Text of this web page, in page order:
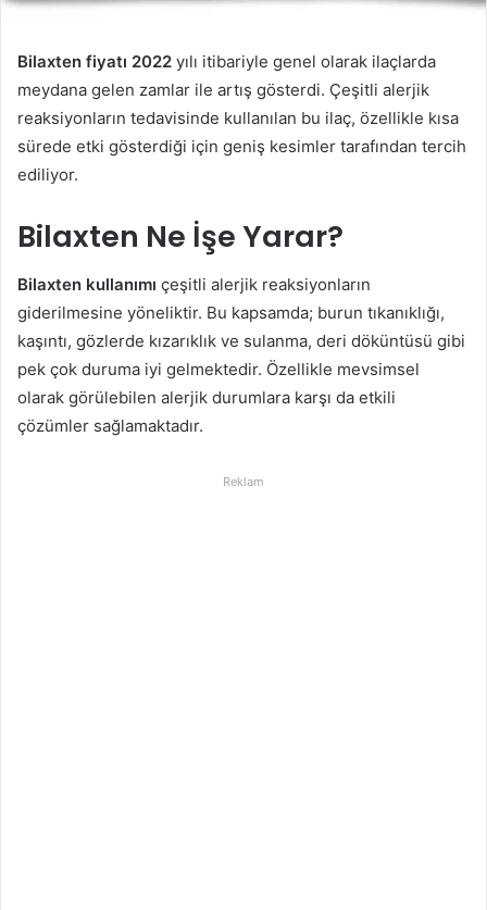
Bilaxten fiyatı 2022 yılı itibariyle genel olarak ilaçlarda
meydana gelen zamlar ile artış gösterdi. Çeşitli alerjik
reaksiyonların tedavisinde kullanılan bu ilaç, özellikle kısa
sürede etki gösterdiği için geniş kesimler tarafından tercih
ediliyor.
Bilaxten Ne İşe Yarar?
Bilaxten kullanımı çeşitli alerjik reaksiyonların
giderilmesine yöneliktir. Bu kapsamda; burun tıkanıklığı,
kaşıntı, gözlerde kızarıklık ve sulanma, deri döküntüsü gibi
pek çok duruma iyi gelmektedir. Özellikle mevsimsel
olarak görülebilen alerjik durumlara karşı da etkili
çözümler sağlamaktadır.
Reklam